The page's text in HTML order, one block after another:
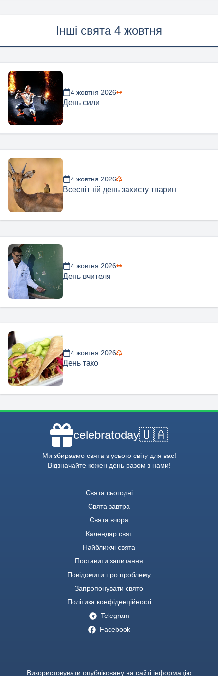
Інші свята 4 жовтня
4 жовтня 2026
День сили
4 жовтня 2026
Всесвітній день захисту тварин
4 жовтня 2026
День вчителя
4 жовтня 2026
День тако
celebratoday🇺🇦
Ми збираємо свята з усього світу для вас!
Відзначайте кожен день разом з нами!
Свята сьогодні
Свята завтра
Свята вчора
Календар свят
Найближчі свята
Поставити запитання
Повідомити про проблему
Запропонувати свято
Політика конфіденційності
Telegram
Facebook
Використовувати опубліковану на сайті інформацію